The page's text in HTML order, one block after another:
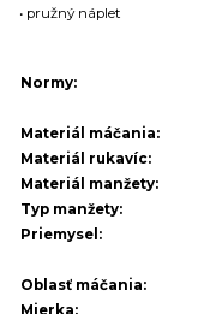
• pružný náplet
Normy:
Materiál máčania:
Materiál rukavíc:
Materiál manžety:
Typ manžety:
Priemysel:
Oblasť máčania:
Mierka: